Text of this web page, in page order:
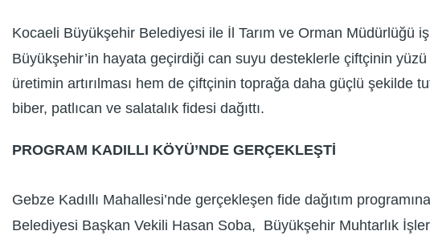
Kocaeli Büyükşehir Belediyesi ile İl Tarım ve Orman Müdürlüğü
Büyükşehir’in hayata geçirdiği can suyu desteklerle çiftçinin
üretimin artırılması hem de çiftçinin toprağa daha güçlü şekilde
biber, patlıcan ve salatalık fidesi dağıttı.
PROGRAM KADILLI KÖYÜ’NDE GERÇEKLEŞTİ
Gebze Kadıllı Mahallesi’nde gerçekleşen fide dağıtım
Belediyesi Başkan Vekili Hasan Soba, Büyükşehir Muhtarlık